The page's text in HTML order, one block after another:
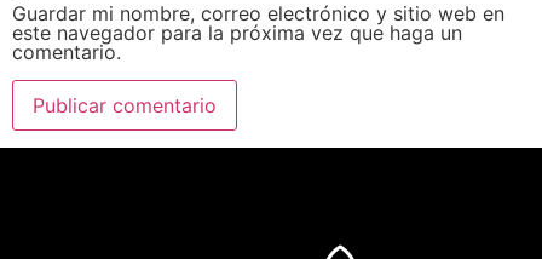
Guardar mi nombre, correo electrónico y sitio web en
este navegador para la próxima vez que haga un
comentario.